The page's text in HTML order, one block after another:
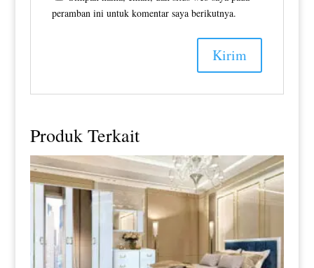
peramban ini untuk komentar saya berikutnya.
Produk Terkait